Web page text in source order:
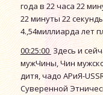
года в 22 часа 22
22 минуты 22
4.,54миллиарда лет
00:25:00Здесь и
мужЧины, Чин
дитя, чадо АРиЯ-
Суверенной